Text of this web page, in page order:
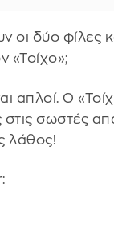
οι δύο φίλες
«Τοίχο»;
απλοί. Ο
σωστές
λάθος!